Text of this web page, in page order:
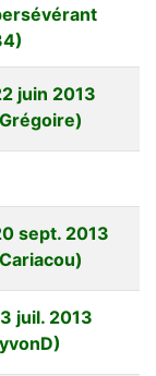
juin 2013
sept. 2013
juil. 2013